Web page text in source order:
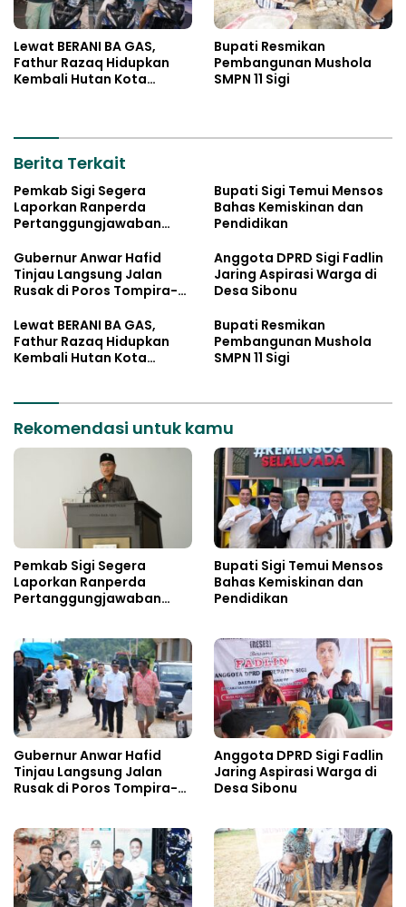
Lewat BERANI BA GAS,
Fathur Razaq Hidupkan
Kembali Hutan Kota
Bupati Resmikan
Pembangunan Mushola
SMPN 11 Sigi
Berita Terkait
Pemkab Sigi Segera
Laporkan Ranperda
Pertanggungjawaban
Bupati Sigi Temui Mensos
Bahas Kemiskinan dan
Pendidikan
Gubernur Anwar Hafid
Tinjau Langsung Jalan
Rusak di Poros Tompira-
Segera Tangani
Anggota DPRD Sigi Fadlin
Jaring Aspirasi Warga di
Desa Sibonu
Lewat BERANI BA GAS,
Fathur Razaq Hidupkan
Kembali Hutan Kota
Bupati Resmikan
Pembangunan Mushola
SMPN 11 Sigi
Rekomendasi untuk kamu
Pemkab Sigi Segera
Laporkan Ranperda
Pertanggungjawaban
Bupati Sigi Temui Mensos
Bahas Kemiskinan dan
Pendidikan
Gubernur Anwar Hafid
Tinjau Langsung Jalan
Rusak di Poros Tompira-
Anggota DPRD Sigi Fadlin
Jaring Aspirasi Warga di
Desa Sibonu